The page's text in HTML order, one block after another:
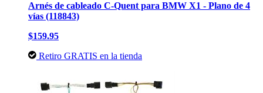
Arnés de cableado C-Quent para BMW X1 - Plano de 4
vías (118843)
$159.95
Retiro GRATIS en la tienda